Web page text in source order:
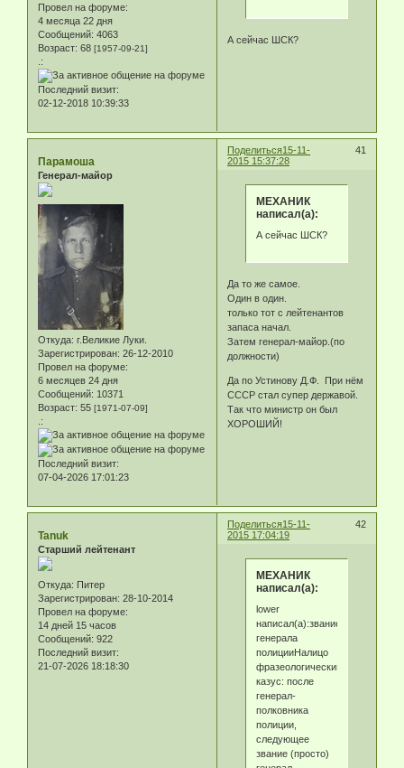
Провел на форуме:
4 месяца 22 дня
Сообщений: 4063
Возраст: 68 [1957-09-21]
.:
Последний визит:
02-12-2018 10:39:33
А сейчас ШСК?
Поделиться 41
15-11-
2015 15:37:28
Парамоша
Генерал-майор
Откуда: г.Великие Луки.
Зарегистрирован: 26-12-2010
Провел на форуме:
6 месяцев 24 дня
Сообщений: 10371
Возраст: 55 [1971-07-09]
.:
Последний визит:
07-04-2026 17:01:23
МЕХАНИК
написал(а):
А сейчас ШСК?
Да то же самое.
Один в один.
только тот с лейтенантов
запаса начал.
Затем генерал-майор.(по
должности)
Да по Устинову Д.Ф. При нём
СССР стал супер державой.
Так что министр он был
ХОРОШИЙ!
Поделиться 42
15-11-
2015 17:04:19
Tanuk
Старший лейтенант
Откуда: Питер
Зарегистрирован: 28-10-2014
Провел на форуме:
14 дней 15 часов
Сообщений: 922
Последний визит:
21-07-2026 18:18:30
МЕХАНИК
написал(а):
lower
написал(а):звание
генерала
полицииНалицо
фразеологический
казус: после
генерал-
полковника
полиции,
следующее
звание (просто)